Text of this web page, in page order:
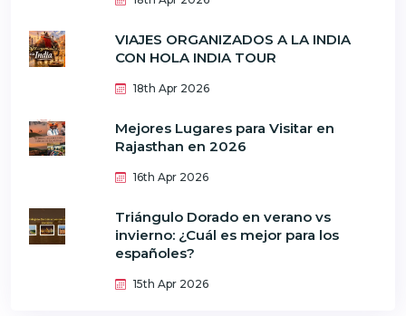
VIAJES ORGANIZADOS A LA INDIA
CON HOLA INDIA TOUR
18th Apr 2026
Mejores Lugares para Visitar en
Rajasthan en 2026
16th Apr 2026
Triángulo Dorado en verano vs
invierno: ¿Cuál es mejor para los
españoles?
15th Apr 2026